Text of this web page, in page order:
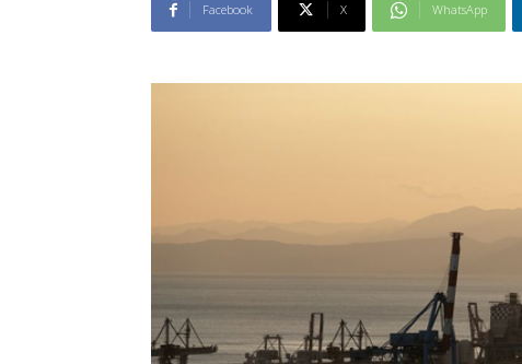
Facebook X WhatsApp